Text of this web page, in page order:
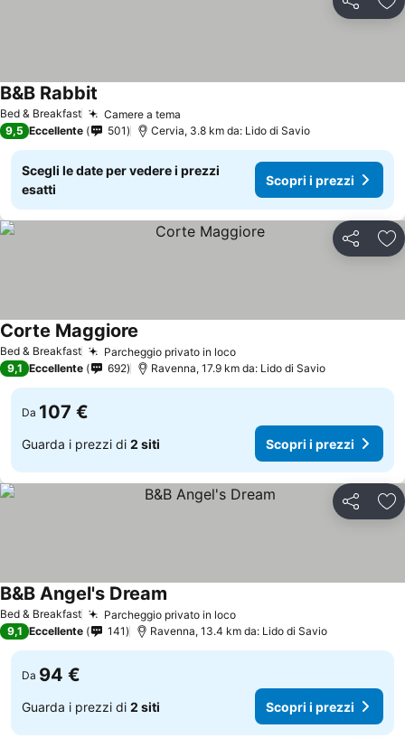
Condividi
Bed & Breakfast Camere a tema
B&B Rabbit
9,5 Eccellente 501 Cervia, 3.8 km da: Lido di Savio
Scegli le date per vedere i prezzi
esatti
Scopri i prezzi
Condividi
Bed & Breakfast Parcheggio privato in locoScopri i prezzi
Corte Maggiore
9,1 Eccellente 692 Ravenna, 17.9 km da: Lido di Savio
Da 107 €
Guarda i prezzi di 2 siti Scopri i prezzi
Condividi
Bed & Breakfast Parcheggio privato in locoScopri i prezzi
B&B Angel's Dream
9,1 Eccellente 141 Ravenna, 13.4 km da: Lido di Savio
Da 94 €
Guarda i prezzi di 2 siti Scopri i prezzi